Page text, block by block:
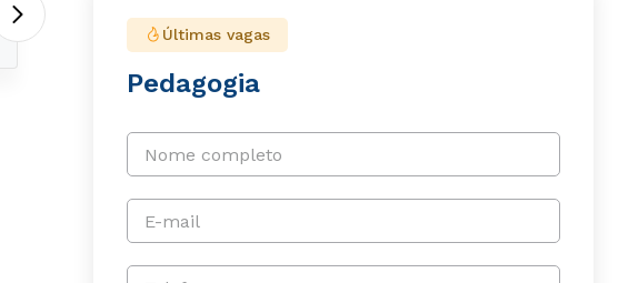
Últimas vagas
Pedagogia
Nome completo
E-mail